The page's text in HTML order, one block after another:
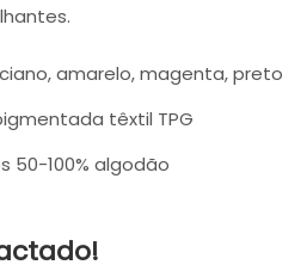
amarelo, magenta, preto
têxtil TPG
50-100% algodão